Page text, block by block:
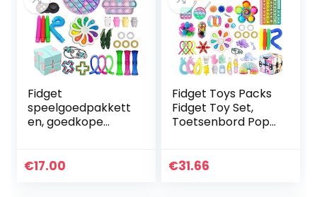
Fidget
speelgoedpakkett
en, goedkope
stuks Fidget
€17.00
Fidget Toys Packs
Fidget Toy Set,
Toetsenbord Pop
Figetget Spinners,
€31.66